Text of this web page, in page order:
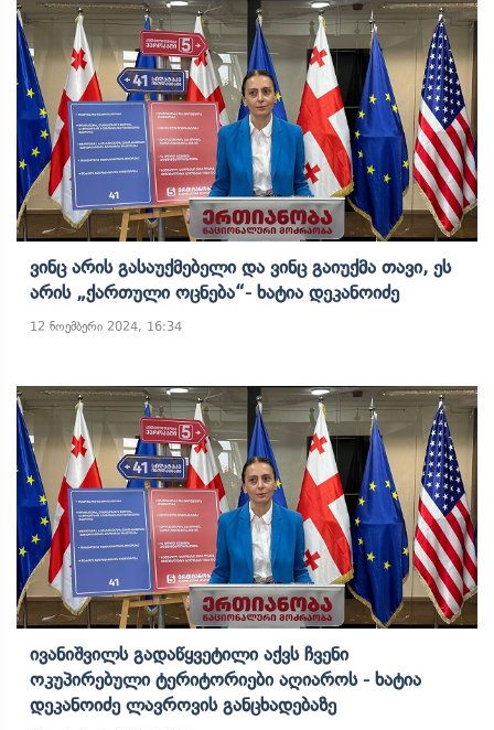
Ვინც Არის Გასაუქმებელი Და Ვინც Გაიუქმა Თავი, Ეს
Არის „ქართული Ოცნება“- Ხატია Დეკანოიძე
12 ნოემბერი 2024, 16:34
Ივანიშვილს Გადაწყვეტილი Აქვს Ჩვენი
Ოკუპირებული Ტერიტორიები Აღიაროს - Ხატია
Დეკანოიძე Ლავროვის Განცხადებაზე